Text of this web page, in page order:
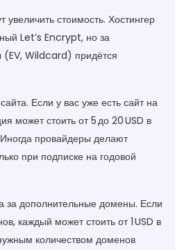
увеличить стоимость. Хостингер
Let’s Encrypt, но за
Wildcard) придётся
Если у вас уже есть сайт на
может стоить от 5 до 20 USD в
провайдеры делают
при подписке на годовой
за дополнительные домены. Если
каждый может стоить от 1 USD в
количеством доменов